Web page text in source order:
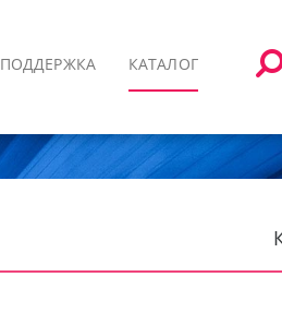
ПОДДЕРЖКА КАТАЛОГ